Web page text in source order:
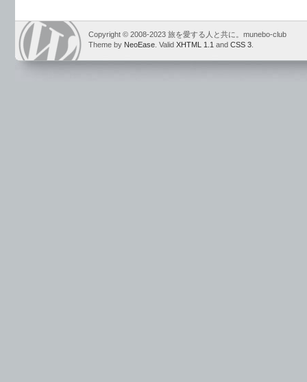
Copyright © 2008-2023 旅を愛する人と共に。munebo-club
Theme by NeoEase . Valid XHTML 1.1 and CSS 3